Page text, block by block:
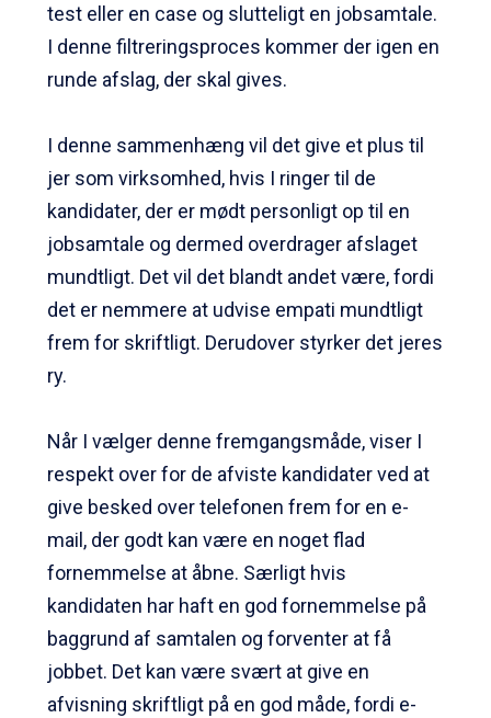
test eller en case og slutteligt en jobsamtale.
I denne filtreringsproces kommer der igen en
runde afslag, der skal gives.
I denne sammenhæng vil det give et plus til
jer som virksomhed, hvis I ringer til de
kandidater, der er mødt personligt op til en
jobsamtale og dermed overdrager afslaget
mundtligt. Det vil det blandt andet være, fordi
det er nemmere at udvise empati mundtligt
frem for skriftligt. Derudover styrker det jeres
ry.
Når I vælger denne fremgangsmåde, viser I
respekt over for de afviste kandidater ved at
give besked over telefonen frem for en e-
mail, der godt kan være en noget flad
fornemmelse at åbne. Særligt hvis
kandidaten har haft en god fornemmelse på
baggrund af samtalen og forventer at få
jobbet. Det kan være svært at give en
afvisning skriftligt på en god måde, fordi e-